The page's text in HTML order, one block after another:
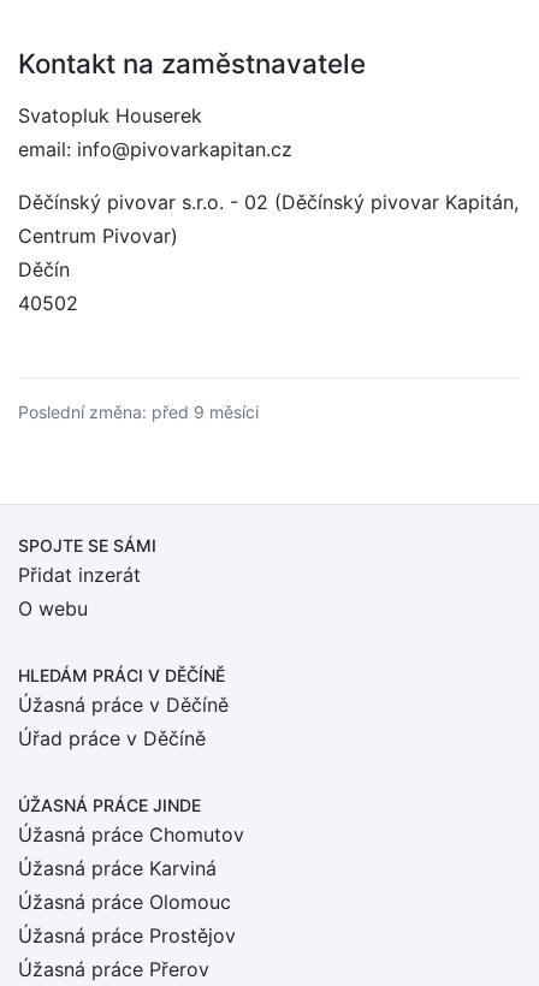
Kontakt na zaměstnavatele
Svatopluk Houserek
email: info@pivovarkapitan.cz
Děčínský pivovar s.r.o. - 02 (Děčínský pivovar Kapitán,
Centrum Pivovar)
Děčín
40502
Poslední změna: před 9 měsíci
SPOJTE SE SÁMI
Přidat inzerát
O webu
HLEDÁM PRÁCI V DĚČÍNĚ
Úžasná práce v Děčíně
Úřad práce v Děčíně
ÚŽASNÁ PRÁCE JINDE
Úžasná práce Chomutov
Úžasná práce Karviná
Úžasná práce Olomouc
Úžasná práce Prostějov
Úžasná práce Přerov